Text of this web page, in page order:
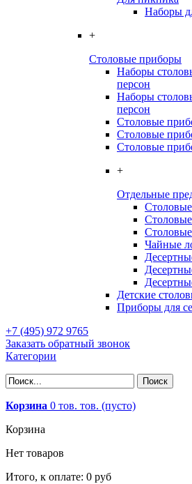
Наборы
+
Столовые приборы
Наборы
персон
Наборы
персон
Столовые
Столовые
Столовые
+
Отдельные
Чайные
Детские
Приборы для
+7 (495) 972 9765
Заказать обратный звонок
Категории
Корзина 0 тов. тов. (пусто)
Корзина
Нет товаров
Итого, к оплате: 0 руб